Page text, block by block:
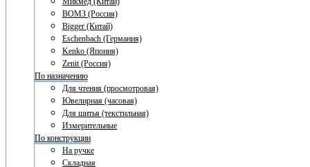
ВОМЗ (Россия)
Bigger (Китай)
Eschenbach (Германия)
Kenko (Япония)
Zenit (Россия)
По назначению
Для чтения (просмотровая)
Ювелирная (часовая)
Для шитья (текстильная)
Измерительные
По конструкции
На ручке
Складная